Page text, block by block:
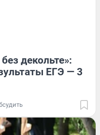
декольте»:
ЕГЭ — 3